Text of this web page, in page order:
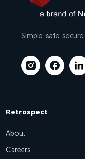
Simple, safe,
Retrospect
About
Careers